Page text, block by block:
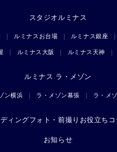
スタジオルミナス
ルミナスお台場 ルミナス銀座
ルミナス大阪 ルミナス天神
ルミナス ラ・メゾン
ン横浜 ラ・メゾン幕張 ラ・メ
ィングフォト・前撮りお役立ちコ
お知らせ